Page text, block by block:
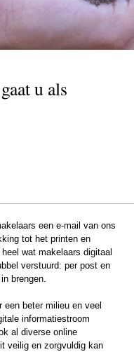
u als
een e-mail van ons
tot het printen en
wat makelaars digitaal
verstuurd: per post en
brengen.
beter milieu en veel
informatiestroom
al diverse online
veilig en zorgvuldig kan